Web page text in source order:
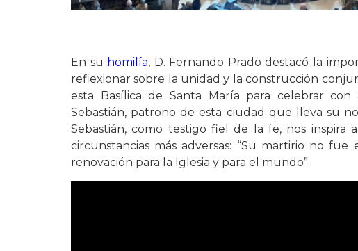
En su homilía, D. Fernando Prado destacó la
reflexionar sobre la unidad y la construcción
esta Basílica de Santa María para celebrar
Sebastián, patrono de esta ciudad que lleva su
Sebastián, como testigo fiel de la fe, nos inspira
circunstancias más adversas: “Su martirio no
renovación para la Iglesia y para el mundo”.